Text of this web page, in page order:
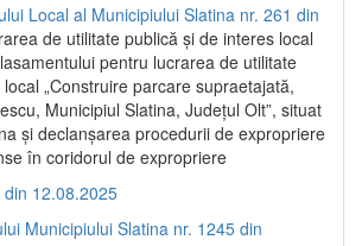
Local al Municipiului Slatina nr. 261 din
de utilitate publică și de interes local
pentru lucrarea de utilitate
„Construire parcare supraetajată,
Municipiul Slatina, Județul Olt”, situat
și declanșarea procedurii de expropriere
în coridorul de expropriere
12.08.2025
Municipiului Slatina nr. 1245 din